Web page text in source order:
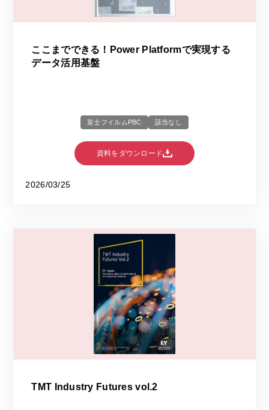
ここまでできる！Power Platformで実現する
データ活用基盤
富士フイルムPBC 該当なし
資料をダウンロード
2026/03/25
TMT Industry Futures vol.2